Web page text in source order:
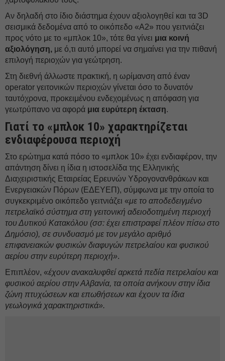
Αν δηλαδή στο ίδιο διάστημα έχουν αξιολογηθεί και τα 3D
σεισμικά δεδομένα από το οικόπεδο «Α2» που γειτνιάζει
προς νότο με το «μπλοκ 10», τότε θα γίνει μια κοινή
αξιολόγηση, με ό,τι αυτό μπορεί να σημαίνει για την πιθανή
επιλογή περιοχών για γεώτρηση.
Στη διεθνή άλλωστε πρακτική, η ωρίμανση από έναν
operator γειτονικών περιοχών γίνεται όσο το δυνατόν
ταυτόχρονα, προκειμένου ενδεχομένως η απόφαση για
γεωτρύπανο να αφορά μια ευρύτερη έκταση.
Γιατί το «μπλοκ 10» χαρακτηρίζεται
ενδιαφέρουσα περιοχή
Στο ερώτημα κατά πόσο το «μπλοκ 10» έχει ενδιαφέρον, την
απάντηση δίνει η ίδια η ιστοσελίδα της Ελληνικής
Διαχειριστικής Εταιρείας Ερευνών Υδρογονανθράκων και
Ενεργειακών Πόρων (ΕΔΕΥΕΠ), σύμφωνα με την οποία το
συγκεκριμένο οικόπεδο γειτνιάζει «με το αποδεδειγμένο
πετρελαϊκό σύστημα στη γειτονική αδειοδοτημένη περιοχή
του Δυτικού Κατακόλου (σσ: έχει επιστραφεί πλέον πίσω στο
Δημόσιο), σε συνδυασμό με τον μεγάλο αριθμό
επιφανειακών φυσικών διαφυγών πετρελαίου και φυσικού
αερίου στην ευρύτερη περιοχή».
Επιπλέον, «έχουν ανακαλυφθεί αρκετά πεδία πετρελαίου και
φυσικού αερίου στην Αλβανία, τα οποία ανήκουν στην ίδια
ζώνη πτυχώσεων και επωθήσεων και έχουν τα ίδια
γεωλογικά χαρακτηριστικά».